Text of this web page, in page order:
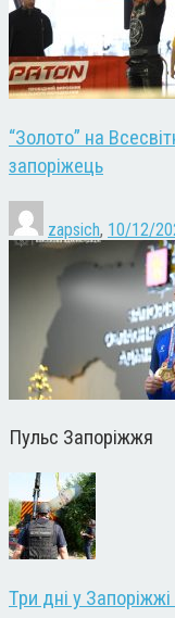
“Золото” на
запоріжець
zapsich, 10/12/
Пульс Запоріжжя
Три дні у